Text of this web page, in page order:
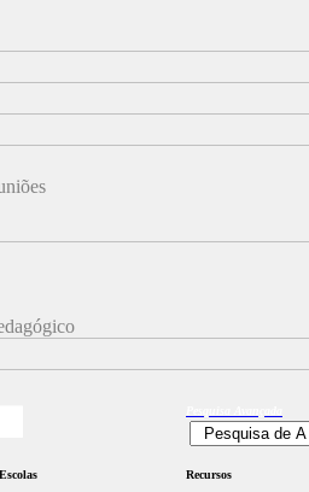
Escolas
Recursos